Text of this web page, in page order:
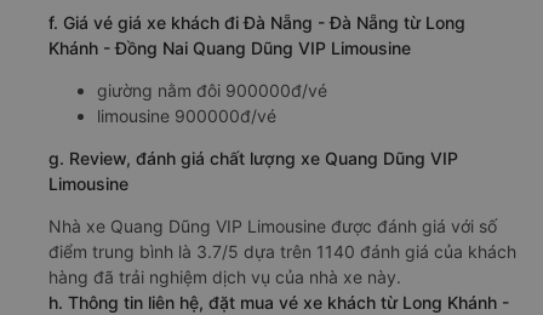
f. Giá vé giá xe khách đi Đà Nẵng - Đà Nẵng từ Long
Khánh - Đồng Nai Quang Dũng VIP Limousine
giường nằm đôi 900000đ/vé
limousine 900000đ/vé
g. Review, đánh giá chất lượng xe Quang Dũng VIP
Limousine
Nhà xe Quang Dũng VIP Limousine được đánh giá với số
điểm trung bình là 3.7/5 dựa trên 1140 đánh giá của khách
hàng đã trải nghiệm dịch vụ của nhà xe này.
h. Thông tin liên hệ, đặt mua vé xe khách từ Long Khánh -